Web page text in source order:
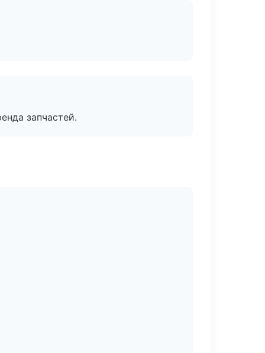
запчастей.